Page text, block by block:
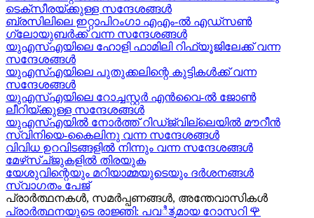
ടെക്സീരയ്ക്കുള്ള സന്ദേശങ്ങള്‍
ബ്രസിലിലെ ഇറ്റാപിറംഗാ എഎം-ൽ എഡ്സൺ
ഗ്ലോയുബർക്ക് വന്ന സന്ദേശങ്ങൾ
യുഎസ്എയിലെ ഹോളി ഫാമിലി റിഫ്യൂജിലേക്ക് വന്ന
സന്ദേശങ്ങൾ
യുഎസ്എയിലെ പുതുക്കലിന്റെ കുട്ടികള്‍ക്ക് വന്ന
സന്ദേശങ്ങള്‍
യുഎസ്എയിലെ റോച്ചസ്റ്റർ എൻവൈ-ൽ ജോൺ
ലീറിയ്ക്കുള്ള സന്ദേശങ്ങൾ
യുഎസ്എയിൽ നോർത്ത് റിഡ്ജ്വില്ലെയിൽ മൗറീൻ
സ്വിനിയെ-കൈലിനു വന്ന സന്ദേശങ്ങള്‍
വിവിധ ഉറവിടങ്ങളിൽ നിന്നും വന്ന സന്ദേശങ്ങൾ
മേഴ്‍സ്ച്ജുകളിൽ തിരയുക
യേശുവിന്റെയും മറിയാമ്മയുടെയും ദർശനങ്ങൾ
സ്വാഗതം പേജ്
പ്രാർത്ഥനകൾ, സമർപ്പണങ്ങൾ, അന്തേവാസികൾ
പ്രാർത്ഥനയുടെ രാജ്ഞി: പവಿತ್ರമായ റോസറി 🌹